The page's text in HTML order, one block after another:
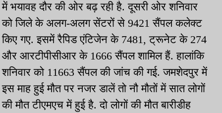
में भयावह दौर की ओर बढ़ रही है. दूसरी ओर शनिवार
को जिले के अलग-अलग सेंटरों से 9421 सैंपल कलेक्ट
किए गए. इसमें रैपिड एंटिजेन के 7481, ट्रूनेट के 274
और आरटीपीसीआर के 1666 सैंपल शामिल हैं. हालांकि
शनिवार को 11663 सैंपल की जांच की गई. जमशेदपुर में
इस माह हुई मौत पर नजर डालें तो नौ मौतों में सात लोगों
की मौत टीएमएच में हुई है. दो लोगों की मौत बारीडीह